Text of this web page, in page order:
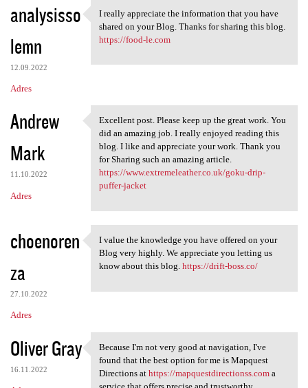
analysisso
lemn
12.09.2022
Adres
I really appreciate the
I really appreciate the information that you have
shared on your Blog. Thanks for sharing this blog.
https://food-le.com
Andrew
Mark
11.10.2022
Adres
Excellent post. Please keep
Excellent post. Please keep up the great work. You
did an amazing job. I really enjoyed reading this
blog. I like and appreciate your work. Thank you
for Sharing such an amazing article.
https://www.extremeleather.co.uk/goku-drip-
puffer-jacket
choenoren
za
27.10.2022
Adres
I value the knowledge you
I value the knowledge you have offered on your
Blog very highly. We appreciate you letting us
know about this blog. https://drift-boss.co/
Oliver Gray
16.11.2022
Because I'm not very good at
Because I'm not very good at navigation, I've
found that the best option for me is Mapquest
Directions at https://mapquestdirectionss.coma